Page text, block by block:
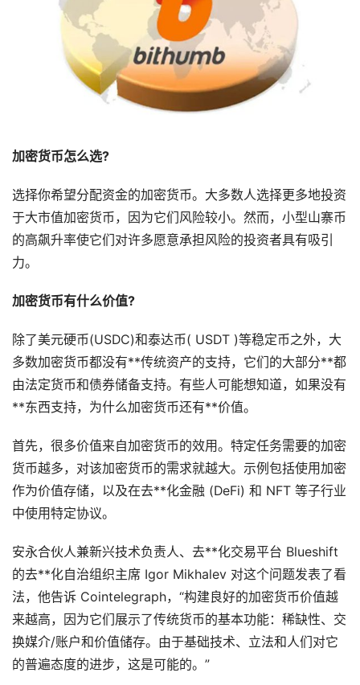
加密货币怎么选?
选择你希望分配资金的加密货币。大多数人选择更多地投资
于大市值加密货币，因为它们风险较小。然而，小型山寨币
的高飙升率使它们对许多愿意承担风险的投资者具有吸引
力。
加密货币有什么价值?
除了美元硬币(USDC)和泰达币( USDT )等稳定币之外，大
多数加密货币都没有**传统资产的支持，它们的大部分**都
由法定货币和债券储备支持。有些人可能想知道，如果没有
**东西支持，为什么加密货币还有**价值。
首先，很多价值来自加密货币的效用。特定任务需要的加密
货币越多，对该加密货币的需求就越大。示例包括使用加密
作为价值存储，以及在去**化金融 (DeFi) 和 NFT 等子行业
中使用特定协议。
安永合伙人兼新兴技术负责人、去**化交易平台 Blueshift
的去**化自治组织主席 Igor Mikhalev 对这个问题发表了看
法，他告诉 Cointelegraph，“构建良好的加密货币价值越
来越高，因为它们展示了传统货币的基本功能：稀缺性、交
换媒介/账户和价值储存。由于基础技术、立法和人们对它
的普遍态度的进步，这是可能的。”